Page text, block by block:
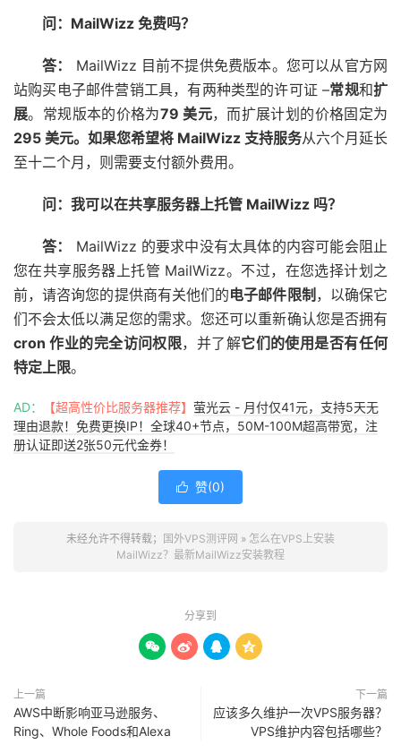
问：MailWizz 免费吗？
答：
MailWizz 目前不提供免费版本。您可以从官方网
站购买电子邮件营销工具，有两种类型的许可证 –常规和扩
展。常规版本的价格为79 美元，而扩展计划的价格固定为
295 美元。 如果您希望将 MailWizz 支持服务从六个月延长
至十二个月，则需要支付额外费用。
问：我可以在共享服务器上托管 MailWizz 吗？
答：
MailWizz 的要求中没有太具体的内容可能会阻止
您在共享服务器上托管 MailWizz。不过，在您选择计划之
前，请咨询您的提供商有关他们的电子邮件限制 ，以确保它
们不会太低以满足您的需求。您还可以重新确认您是否拥有
cron 作业的完全访问权限，并了解它们的使用是否有任何
特定上限。
AD： 【超高性价比服务器推荐】 萤光云 - 月付仅41元，支持5天无
理由退款！免费更换IP！全球40+节点，50M-100M超高带宽，注
册认证即送2张50元代金券！
 赞(0)
未经允许不得转载； 国外VPS测评网 » 怎么在VPS上安装
MailWizz？最新MailWizz安装教程
分享到
   
上一篇
AWS中断影响亚马逊服务、
Ring、Whole Foods和Alexa
下一篇
应该多久维护一次VPS服务器？
VPS维护内容包括哪些？